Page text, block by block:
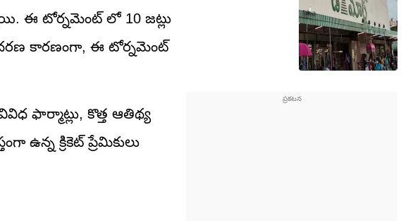
ఈ టోర్నమెంట్ లో 10 జట్లు
కారణంగా, ఈ టోర్నమెంట్
ఫార్మాట్లు, కొత్త ఆతిథ్య
ఉన్న క్రికెట్ ప్రేమికులు